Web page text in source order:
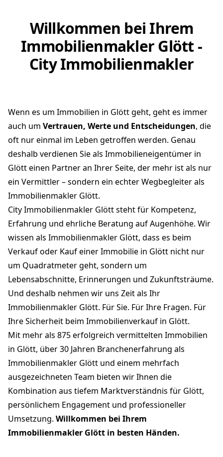
Willkommen bei Ihrem
Immobilienmakler Glött -
City Immobilienmakler
Wenn es um Immobilien in Glött geht, geht es immer
auch um Vertrauen, Werte und Entscheidungen, die
oft nur einmal im Leben getroffen werden. Genau
deshalb verdienen Sie als Immobilieneigentümer in
Glött einen Partner an Ihrer Seite, der mehr ist als nur
ein Vermittler – sondern ein echter Wegbegleiter als
Immobilienmakler Glött.
City Immobilienmakler Glött steht für Kompetenz,
Erfahrung und ehrliche Beratung auf Augenhöhe. Wir
wissen als Immobilienmakler Glött, dass es beim
Verkauf oder Kauf einer Immobilie in Glött nicht nur
um Quadratmeter geht, sondern um
Lebensabschnitte, Erinnerungen und Zukunftsträume.
Und deshalb nehmen wir uns Zeit als Ihr
Immobilienmakler Glött. Für Sie. Für Ihre Fragen. Für
Ihre Sicherheit beim Immobilienverkauf in Glött.
Mit mehr als 875 erfolgreich vermittelten Immobilien
in Glött, über 30 Jahren Branchenerfahrung als
Immobilienmakler Glött und einem mehrfach
ausgezeichneten Team bieten wir Ihnen die
Kombination aus tiefem Marktverständnis für Glött,
persönlichem Engagement und professioneller
Umsetzung. Willkommen bei Ihrem
Immobilienmakler Glött in besten Händen.